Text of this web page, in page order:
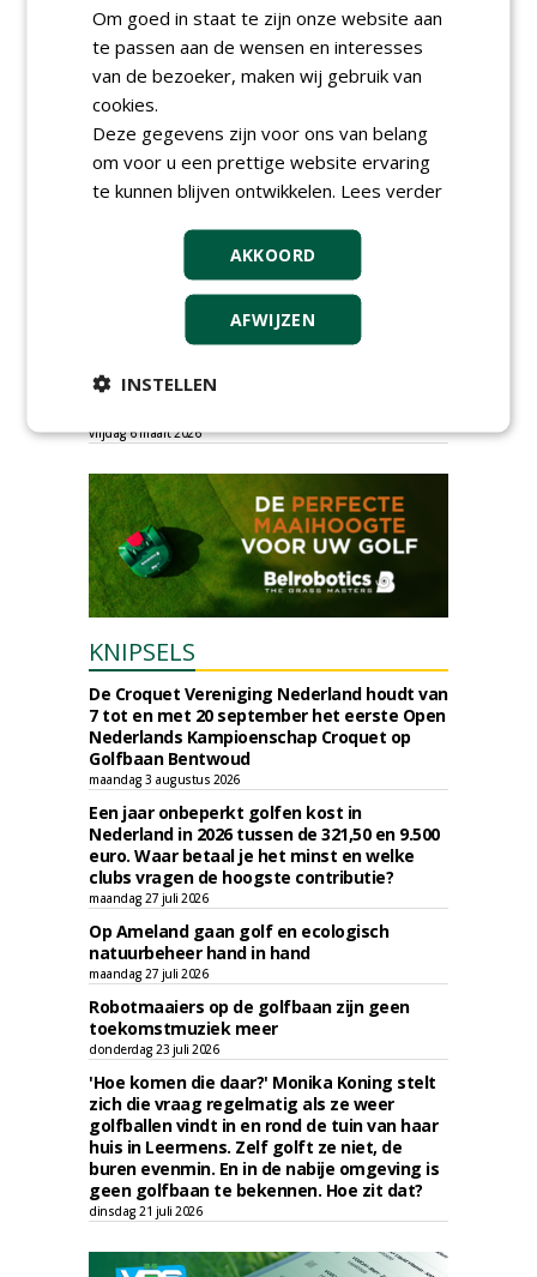
Sportbedrijf Rotterdam gunt semi
organische meststoffen aan Van Iperen.
zondag 17 mei 2026
Gemeente Gooise Meren gunt Golfbaan
Naarderbos aan Hollandsche Golfbaan
vrijdag 6 maart 2026
KNIPSELS
De Croquet Vereniging Nederland houdt van
7 tot en met 20 september het eerste Open
Nederlands Kampioenschap Croquet op
Golfbaan Bentwoud
maandag 3 augustus 2026
Een jaar onbeperkt golfen kost in
Nederland in 2026 tussen de 321,50 en 9.500
euro. Waar betaal je het minst en welke
clubs vragen de hoogste contributie?
maandag 27 juli 2026
Op Ameland gaan golf en ecologisch
natuurbeheer hand in hand
maandag 27 juli 2026
Robotmaaiers op de golfbaan zijn geen
toekomstmuziek meer
donderdag 23 juli 2026
'Hoe komen die daar?' Monika Koning stelt
zich die vraag regelmatig als ze weer
golfballen vindt in en rond de tuin van haar
huis in Leermens. Zelf golft ze niet, de
buren evenmin. En in de nabije omgeving is
geen golfbaan te bekennen. Hoe zit dat?
dinsdag 21 juli 2026
Om goed in staat te zijn onze website aan
te passen aan de wensen en interesses
van de bezoeker, maken wij gebruik van
cookies.
Deze gegevens zijn voor ons van belang
om voor u een prettige website ervaring
te kunnen blijven ontwikkelen. Lees verder
AKKOORD
AFWIJZEN
INSTELLEN